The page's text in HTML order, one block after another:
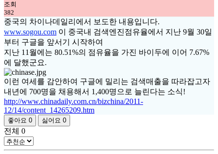
조회
382
중국의 차이나데일리에서 보도한 내용입니다.
www.sogou.com 이 중국내 검색엔진점유율에서 지난 9월 30일
부터 구글을 앞서기 시작하여
지난 11월에는 80.51%의 점유율을 가진 바이두에 이어 7.67%
에 달했군요.
이런 여세를 감안하여 구글에 밀리는 검색매출을 따라잡고자
내년에 700명을 채용해서 1,400명으로 늘린다는 소식!
http://www.chinadaily.com.cn/bizchina/2011-
12/14/content_14265209.htm
좋아요 0 싫어요 0
전체 0